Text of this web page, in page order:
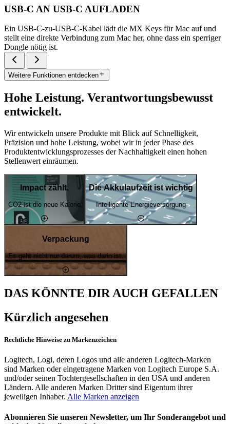
USB-C AN USB-C AUFLADEN
Ein USB-C-zu-USB-C-Kabel lädt die MX Keys für Mac auf und
stellt eine direkte Verbindung zum Mac her, ohne dass ein sperriger
Dongle nötig ist.
Weitere Funktionen entdecken
Hohe Leistung. Verantwortungsbewusst
entwickelt.
Wir entwickeln unsere Produkte mit Blick auf Schnelligkeit,
Präzision und hohe Leistung, wobei wir in jeder Phase des
Produktentwicklungsprozesses der Nachhaltigkeit einen hohen
Stellenwert einräumen.
Impact zählt.
CO2 ist die neue Kalorie
Die Akkulaufzeit ist wichtig
Intelligente Energieversorgung
Verpackung
Es geht nicht nur darum, was darin ist.
DAS KÖNNTE DIR AUCH GEFALLEN
Kürzlich angesehen
Rechtliche Hinweise zu Markenzeichen
Logitech, Logi, deren Logos und alle anderen Logitech-Marken
sind Marken oder eingetragene Marken von Logitech Europe S.A.
und/oder seinen Tochtergesellschaften in den USA und anderen
Ländern. Alle anderen Marken Dritter sind Eigentum ihrer
jeweiligen Inhaber. Alle Marken anzeigen
Abonnieren Sie unseren Newsletter, um Ihr Sonderangebot und